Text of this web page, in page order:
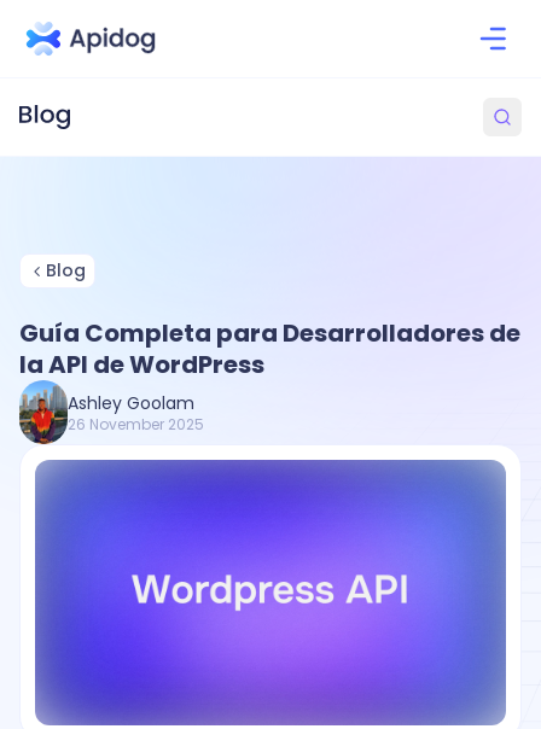
Blog
Guía Completa para Desarrolladores de
la API de WordPress
Ashley Goolam
26 November 2025